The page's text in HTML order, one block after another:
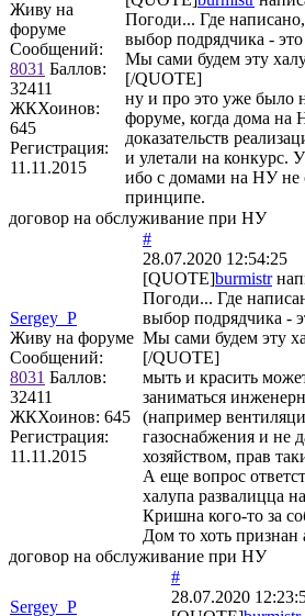
Живу на
форуме
Сообщений:
8031 Баллов:
32411
ЖКХоинов:
645
Регистрация:
11.11.2015
Погоди... Где
выбор подрядчика -
Мы сами будем эту
[/QUOTE]
ну и про это уже было
форуме, когда дома на
доказательств
и улетали на конкурс.
ибо с домами на НУ не
принципе.
договор на обслуживание при НУ
Sergey_P
Живу на форуме
Сообщений:
8031 Баллов:
32411
ЖКХоинов: 645
Регистрация:
11.11.2015
#
28.07.2020 12:54:25
[QUOTE]burmistr
Погоди... Где
выбор подрядчика -
Мы сами будем эту
[/QUOTE]
мыть и красить
заниматься
(например
газоснабжения и не
хозяйством, прав
А еще вопрос
халупа развалицца
Кришна кого-то за
Дом то хоть
договор на обслуживание при НУ
Sergey_P
#
28.07.2020